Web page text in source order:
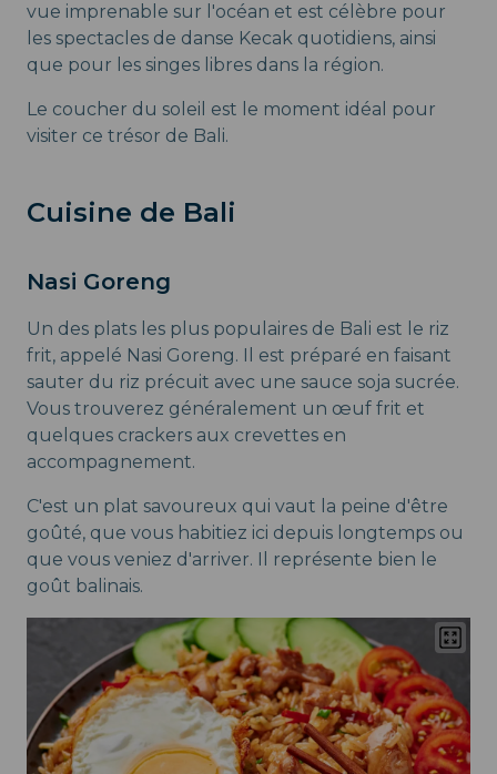
vue imprenable sur l'océan et est célèbre pour
les spectacles de danse Kecak quotidiens, ainsi
que pour les singes libres dans la région.
Le coucher du soleil est le moment idéal pour
visiter ce trésor de Bali.
Cuisine de Bali
Nasi Goreng
Un des plats les plus populaires de Bali est le riz
frit, appelé Nasi Goreng. Il est préparé en faisant
sauter du riz précuit avec une sauce soja sucrée.
Vous trouverez généralement un œuf frit et
quelques crackers aux crevettes en
accompagnement.
C'est un plat savoureux qui vaut la peine d'être
goûté, que vous habitiez ici depuis longtemps ou
que vous veniez d'arriver. Il représente bien le
goût balinais.